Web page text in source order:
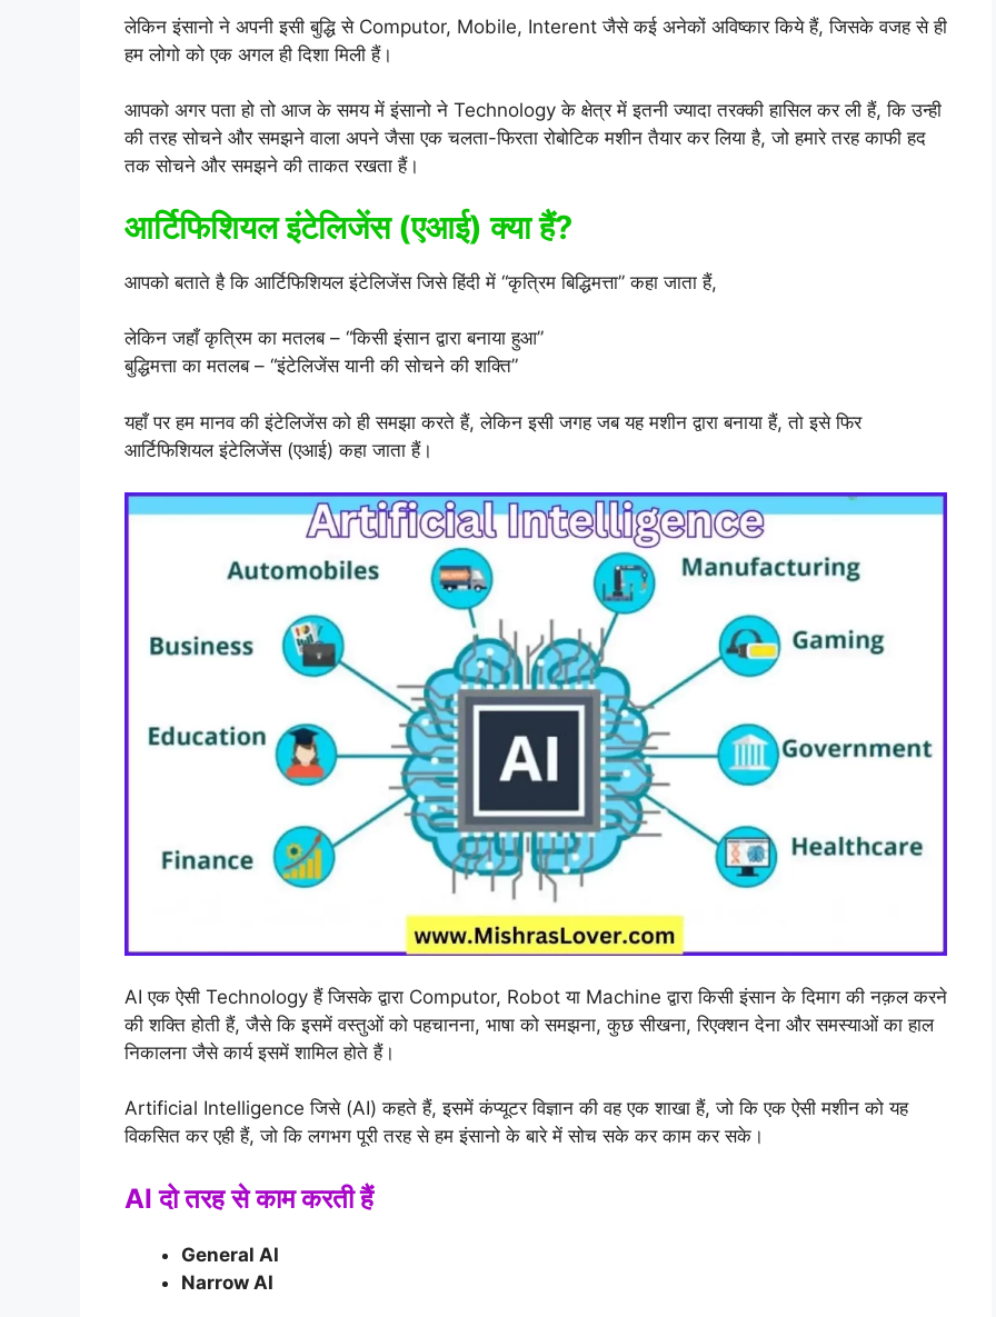
लेकिन इंसानो ने अपनी इसी बुद्धि से Computor, Mobile, Interent जैसे कई अनेकों अविष्कार किये हैं, जिसके वजह से ही
हम लोगो को एक अगल ही दिशा मिली हैं।
आपको अगर पता हो तो आज के समय में इंसानो ने Technology के क्षेत्र में इतनी ज्यादा तरक्की हासिल कर ली हैं, कि उन्ही
की तरह सोचने और समझने वाला अपने जैसा एक चलता-फिरता रोबोटिक मशीन तैयार कर लिया है, जो हमारे तरह काफी हद
तक सोचने और समझने की ताकत रखता हैं।
आर्टिफिशियल इंटेलिजेंस (एआई) क्या हैं?
आपको बताते है कि आर्टिफिशियल इंटेलिजेंस जिसे हिंदी में “कृत्रिम बिद्धिमत्ता” कहा जाता हैं,
लेकिन जहाँ कृत्रिम का मतलब – “किसी इंसान द्वारा बनाया हुआ”
बुद्धिमत्ता का मतलब – “इंटेलिजेंस यानी की सोचने की शक्ति”
यहाँ पर हम मानव की इंटेलिजेंस को ही समझा करते हैं, लेकिन इसी जगह जब यह मशीन द्वारा बनाया हैं, तो इसे फिर
आर्टिफिशियल इंटेलिजेंस (एआई) कहा जाता हैं।
AI एक ऐसी Technology हैं जिसके द्वारा Computor, Robot या Machine द्वारा किसी इंसान के दिमाग की नक़ल करने
की शक्ति होती हैं, जैसे कि इसमें वस्तुओं को पहचानना, भाषा को समझना, कुछ सीखना, रिएक्शन देना और समस्याओं का हाल
निकालना जैसे कार्य इसमें शामिल होते हैं।
Artificial Intelligence जिसे (AI) कहते हैं, इसमें कंप्यूटर विज्ञान की वह एक शाखा हैं, जो कि एक ऐसी मशीन को यह
विकसित कर एही हैं, जो कि लगभग पूरी तरह से हम इंसानो के बारे में सोच सके कर काम कर सके।
AI दो तरह से काम करती हैं
General AI
Narrow AI